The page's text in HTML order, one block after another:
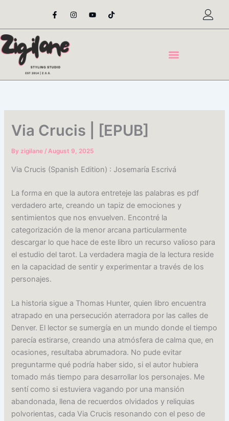
content
F
a
e
o
o
-
I
n
t
Y
o
t
T
i
t
Via Crucis | [EPUB]
Byzigilane/August 9, 2025
Via Crucis (Spanish Edition) : Josemaría Escrivá
La forma en que la autora entreteje las palabras es pdf
verdadero arte, creando un tapiz de emociones y
sentimientos que nos envuelven. Encontré la
categorización de la menor arcana particularmente
descargar lo que hace de este libro un recurso valioso para
el estudio del tarot. La verdadera magia de la lectura reside
en la capacidad de sentir y experimentar a través de los
personajes.
La historia sigue a Thomas Hunter, quien libro encuentra
atrapado en una persecución aterradora por las calles de
Denver. El lector se sumergía en un mundo donde el tiempo
parecía estirarse, creando una atmósfera de calma que, en
ocasiones, resultaba abrumadora. No pude evitar
preguntarme qué podría haber sido, si el autor hubiera
tomado más tiempo para desarrollar los personajes. Me
sentí como si estuviera vagando por una mansión
abandonada, llena de recuerdos olvidados y reliquias
polvorientas, cada Via Crucis resonando con el peso de